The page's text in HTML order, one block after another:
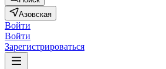
Азовская
Войти
Войти
Зарегистрироваться